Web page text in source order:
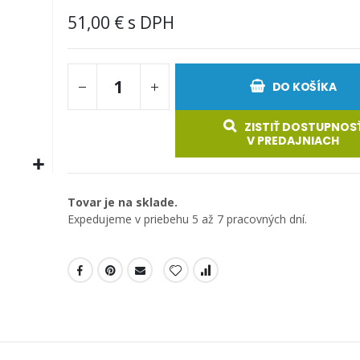
51,00 €
DO KOŠÍKA
ZISTIŤ
V PREDAJNIACH
Tovar je na sklade.
Expedujeme v priebehu 5 až 7 pracovných dní.